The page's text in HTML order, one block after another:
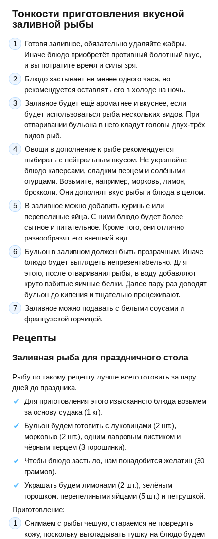
Тонкости приготовления вкусной
заливной рыбы
Готовя заливное, обязательно удаляйте жабры.
Иначе блюдо приобретёт противный болотный вкус,
и вы потратите время и силы зря.
Блюдо застывает не менее одного часа, но
рекомендуется оставлять его в холоде на ночь.
Заливное будет ещё ароматнее и вкуснее, если
будет использоваться рыба нескольких видов. При
отваривании бульона в него кладут головы двух-трёх
видов рыб.
Овощи в дополнение к рыбе рекомендуется
выбирать с нейтральным вкусом. Не украшайте
блюдо каперсами, сладким перцем и солёными
огурцами. Возьмите, например, морковь, лимон,
брокколи. Они дополнят вкус рыбы и блюда в целом.
В заливное можно добавить куриные или
перепелиные яйца. С ними блюдо будет более
сытное и питательное. Кроме того, они отлично
разнообразят его внешний вид.
Бульон в заливном должен быть прозрачным. Иначе
блюдо будет выглядеть непрезентабельно. Для
этого, после отваривания рыбы, в воду добавляют
круто взбитые яичные белки. Далее пару раз доводят
бульон до кипения и тщательно процеживают.
Заливное можно подавать с белыми соусами и
французской горчицей.
Рецепты
Заливная рыба для праздничного стола
Рыбу по такому рецепту лучше всего готовить за пару
дней до праздника.
Для приготовления этого изысканного блюда возьмём
за основу судака (1 кг).
Бульон будем готовить с луковицами (2 шт.),
морковью (2 шт.), одним лавровым листиком и
чёрным перцем (3 горошинки).
Чтобы блюдо застыло, нам понадобится желатин (30
граммов).
Украшать будем лимонами (2 шт.), зелёным
горошком, перепелиными яйцами (5 шт.) и петрушкой.
Приготовление:
Снимаем с рыбы чешую, стараемся не повредить
кожу, поскольку выкладывать тушку на блюдо будем